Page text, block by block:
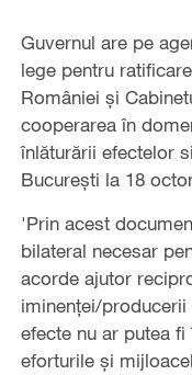
Guvernul are pe
lege pentru
României și
cooperarea în
înlăturării efectelor
București la 18
'Prin acest
bilateral necesar
acorde ajutor
iminenței/producerii
efecte nu ar putea
eforturile și